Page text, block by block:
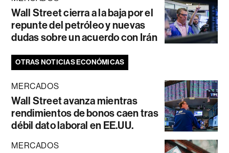
Wall Street cierra a la baja por el
repunte del petróleo y nuevas
dudas sobre un acuerdo con Irán
OTRAS NOTICIAS ECONÓMICAS
MERCADOS
Wall Street avanza mientras
rendimientos de bonos caen tras
débil dato laboral en EE.UU.
MERCADOS